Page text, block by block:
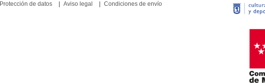
Protección de datos Aviso legal Condiciones de envío